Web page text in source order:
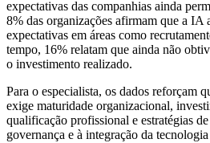
expectativas das companhias ainda
8% das organizações afirmam que a IA
expectativas em áreas como
tempo, 16% relatam que ainda não
o investimento realizado.
Para o especialista, os dados reforçam
exige maturidade organizacional,
qualificação profissional e estratégias
governança e à integração da